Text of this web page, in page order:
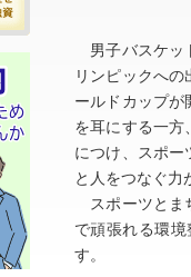
男子バスケッ
リンピックへ
ールドカップが
を耳にする一方
につけ、スポー
と人をつなぐ力
スポーツとま
で頑張れる環
す。